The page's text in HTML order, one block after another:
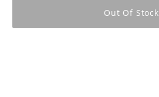
Out Of Stock